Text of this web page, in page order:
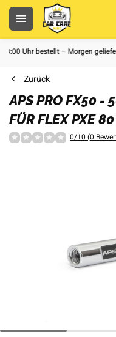
Uhr bestellt – Morgen
Zurück
APS PRO FX50 -
FÜR FLEX PXE 80
0/10 (0